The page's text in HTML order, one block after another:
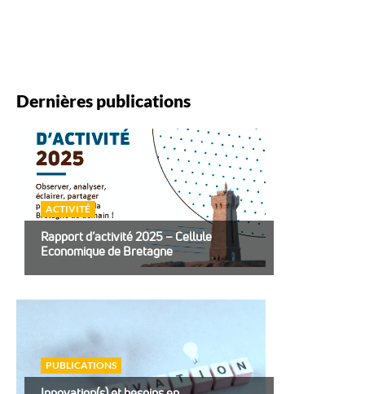
Dernières publications
ACTIVITÉ
Rapport d’activité 2025 – Cellule
Economique de Bretagne
PUBLICATIONS